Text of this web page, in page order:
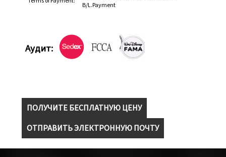
B/L.Payment
Аудит:
ПОЛУЧИТЕ БЕСПЛАТНУЮ ЦЕНУ
ОТПРАВИТЬ ЭЛЕКТРОННУЮ ПОЧТУ